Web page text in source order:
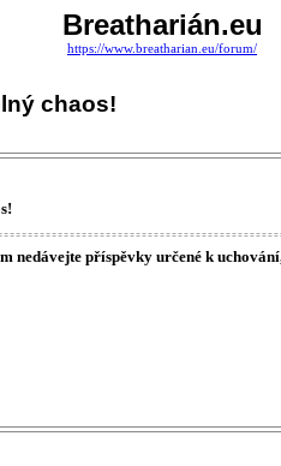
Breatharián.eu
https://www.breatharian.eu/forum/
chaos!
nedávejte příspěvky určené k